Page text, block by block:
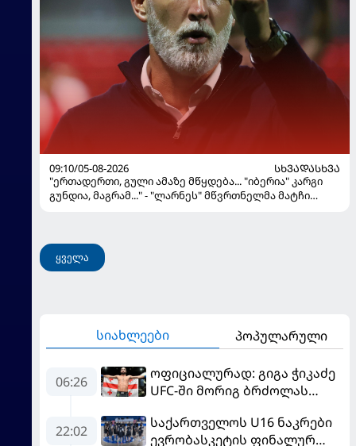
09:10/05-08-2026
ᲡᲮᲕᲐᲓᲐᲡᲮᲕᲐ
"ერთადერთი, გული ამაზე მწყდება... "იბერია" კარგი
გუნდია, მაგრამ..." - "ლარნეს" მწვრთნელმა მატჩი
ყველა
სიახლეები პოპულარული
06:26
ოფიციალურად: გიგა ჭიკაძე
UFC-ში მორიგ ბრძოლას
22:02
საქართველოს U16 ნაკრები
ევრობასკეტის ფინალურ